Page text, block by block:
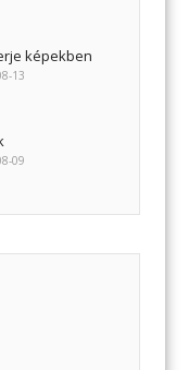
képekben
13
09